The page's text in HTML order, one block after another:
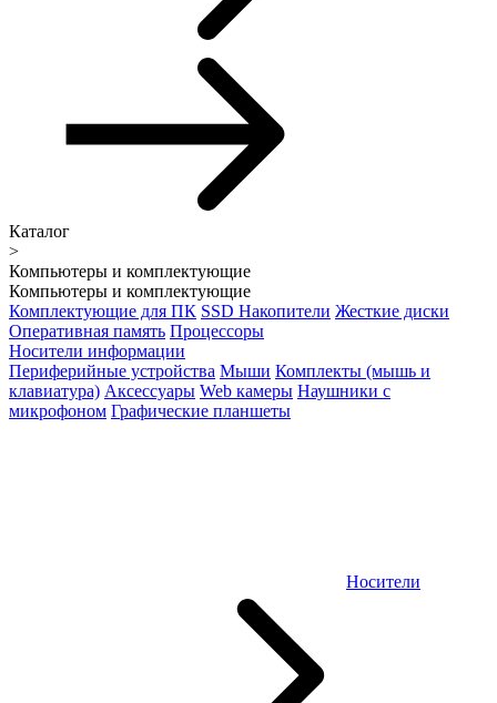
Каталог
>
Компьютеры и комплектующие
Компьютеры и комплектующие
Комплектующие для ПК SSD Накопители Жесткие диски
Оперативная память Процессоры
Носители информации
Периферийные устройства Мыши Комплекты (мышь и
клавиатура) Аксессуары Web камеры Наушники с
микрофоном Графические планшеты
Носители